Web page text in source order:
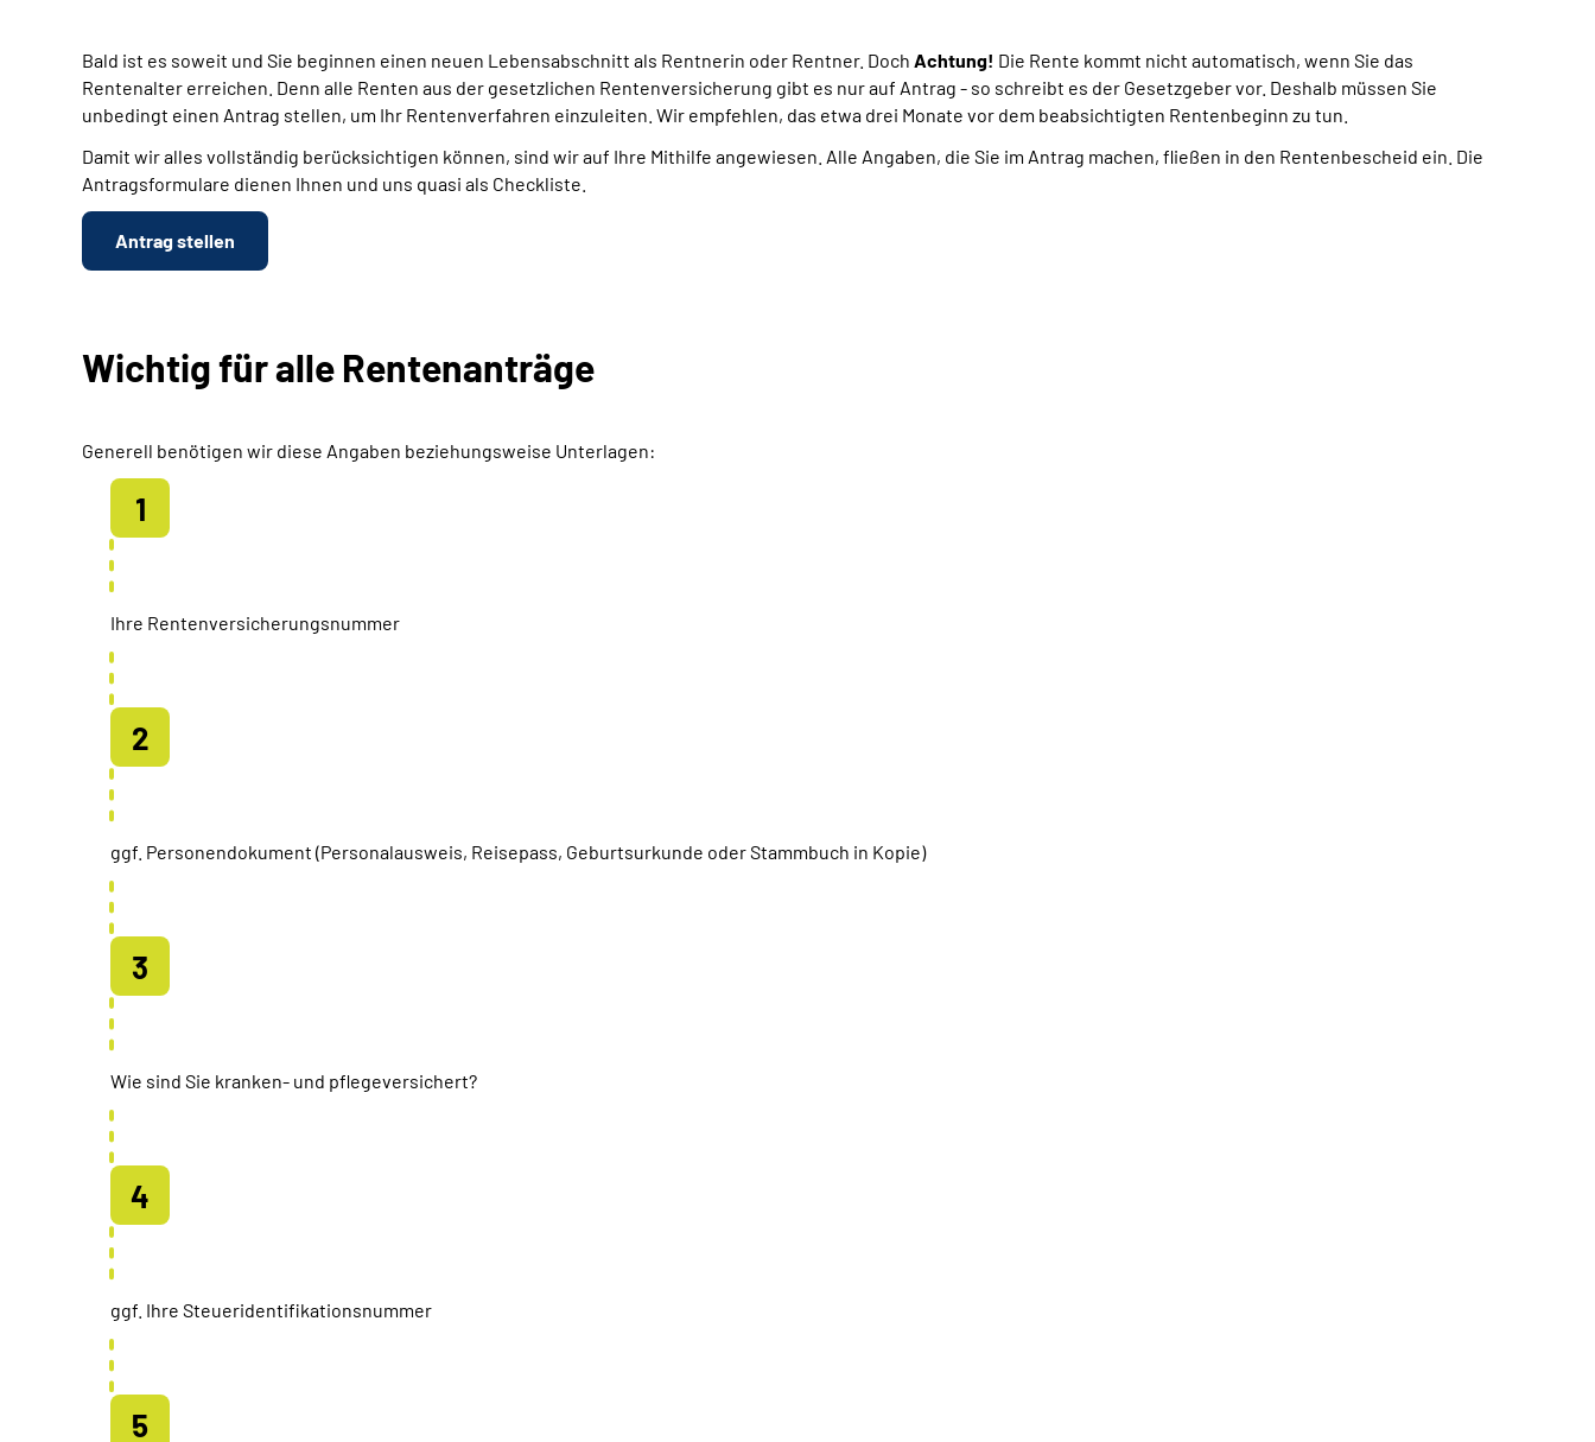
Bald ist es soweit und Sie beginnen einen neuen Lebensabschnitt als Rentnerin oder Rentner. Doch Achtung! Die Rente kommt nicht automatisch, wenn Sie das
Rentenalter erreichen. Denn alle Renten aus der gesetzlichen Rentenversicherung gibt es nur auf Antrag - so schreibt es der Gesetzgeber vor. Deshalb müssen Sie
unbedingt einen Antrag stellen, um Ihr Rentenverfahren einzuleiten. Wir empfehlen, das etwa drei Monate vor dem beabsichtigten Rentenbeginn zu tun.
Damit wir alles vollständig berücksichtigen können, sind wir auf Ihre Mithilfe angewiesen. Alle Angaben, die Sie im Antrag machen, fließen in den Rentenbescheid ein. Die
Antragsformulare dienen Ihnen und uns quasi als Checkliste.
Antrag stellen
Wichtig für alle Rentenanträge
Generell benötigen wir diese Angaben beziehungsweise Unterlagen:
Ihre Rentenversicherungsnummer
ggf. Personendokument (Personalausweis, Reisepass, Geburtsurkunde oder Stammbuch in Kopie)
Wie sind Sie kranken- und pflegeversichert?
ggf. Ihre Steueridentifikationsnummer